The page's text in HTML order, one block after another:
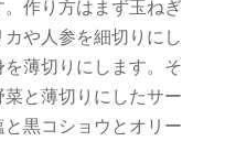
作り方はまず玉ねぎ
や人参を細切りにし
薄切りにします。そ
と薄切りにしたサー
黒コショウとオリー